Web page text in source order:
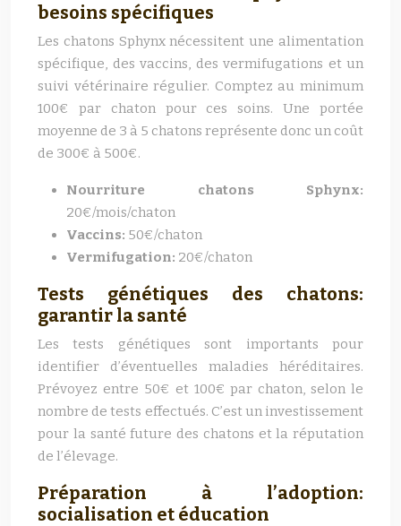
besoins spécifiques
Les chatons Sphynx nécessitent une alimentation
spécifique, des vaccins, des vermifugations et un
suivi vétérinaire régulier. Comptez au minimum
100€ par chaton pour ces soins. Une portée
moyenne de 3 à 5 chatons représente donc un coût
de 300€ à 500€.
Nourriture chatons Sphynx:
20€/mois/chaton
Vaccins: 50€/chaton
Vermifugation: 20€/chaton
Tests génétiques des chatons:
garantir la santé
Les tests génétiques sont importants pour
identifier d’éventuelles maladies héréditaires.
Prévoyez entre 50€ et 100€ par chaton, selon le
nombre de tests effectués. C’est un investissement
pour la santé future des chatons et la réputation
de l’élevage.
Préparation à l’adoption:
socialisation et éducation